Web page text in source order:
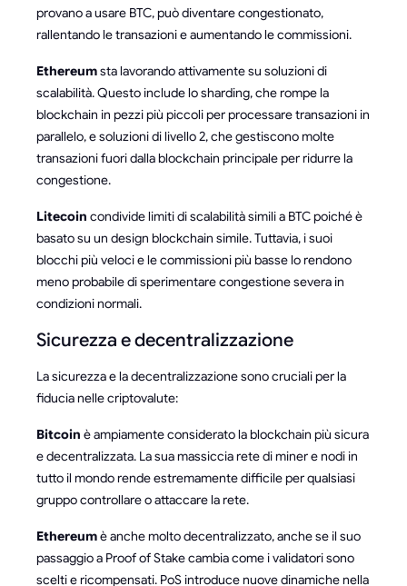
provano a usare BTC, può diventare congestionato,
rallentando le transazioni e aumentando le commissioni.
Ethereumsta lavorando attivamente su soluzioni di
scalabilità. Questo include lo sharding, che rompe la
blockchain in pezzi più piccoli per processare transazioni in
parallelo, e soluzioni di livello 2, che gestiscono molte
transazioni fuori dalla blockchain principale per ridurre la
congestione.
Litecoin condivide limiti di scalabilità simili a BTC poiché è
basato su un design blockchain simile. Tuttavia, i suoi
blocchi più veloci e le commissioni più basse lo rendono
meno probabile di sperimentare congestione severa in
condizioni normali.
Sicurezza e decentralizzazione
La sicurezza e la decentralizzazione sono cruciali per la
fiducia nelle criptovalute:
Bitcoin è ampiamente considerato la blockchain più sicura
e decentralizzata. La sua massiccia rete di miner e nodi in
tutto il mondo rende estremamente difficile per qualsiasi
gruppo controllare o attaccare la rete.
Ethereumè anche molto decentralizzato, anche se il suo
passaggio a Proof of Stake cambia come i validatori sono
scelti e ricompensati. PoS introduce nuove dinamiche nella